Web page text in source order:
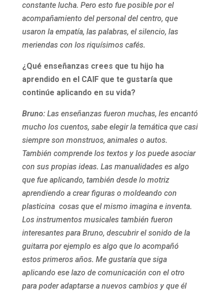
constante lucha. Pero esto fue posible por el
acompañamiento del personal del centro, que
usaron la empatía, las palabras, el silencio, las
meriendas con los riquísimos cafés.
¿Qué enseñanzas crees que tu hijo ha
aprendido en el CAIF que te gustaría que
continúe aplicando en su vida?
Bruno: Las enseñanzas fueron muchas, les encantó
mucho los cuentos, sabe elegir la temática que casi
siempre son monstruos, animales o autos.
También comprende los textos y los puede asociar
con sus propias ideas. Las manualidades es algo
que fue aplicando, también desde lo motriz
aprendiendo a crear figuras o moldeando con
plasticina cosas que el mismo imagina e inventa.
Los instrumentos musicales también fueron
interesantes para Bruno, descubrir el sonido de la
guitarra por ejemplo es algo que lo acompañó
estos primeros años. Me gustaría que siga
aplicando ese lazo de comunicación con el otro
para poder adaptarse a nuevos cambios y que él